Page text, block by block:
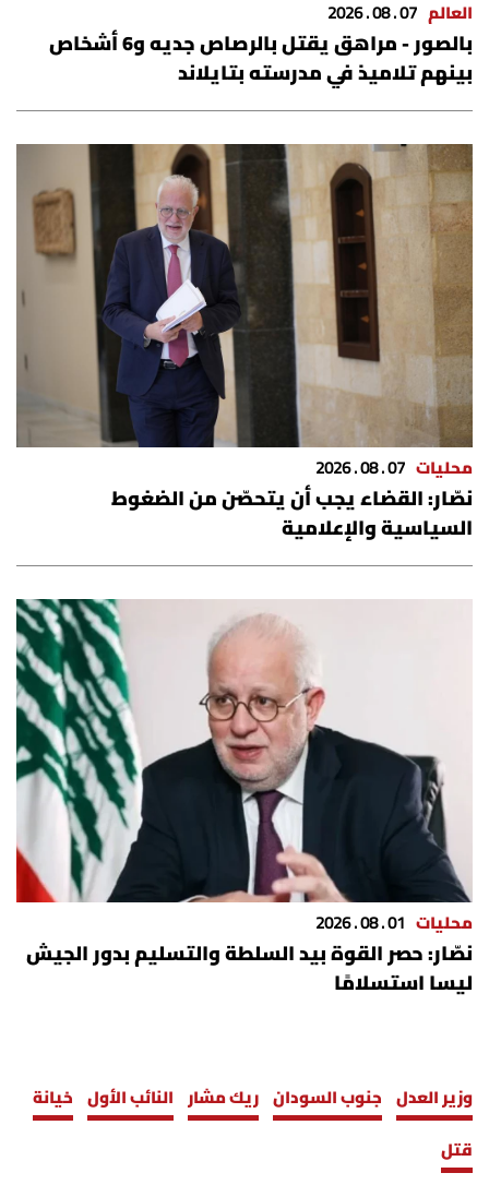
كاميرا
سجالات
صحّة وصحن
الرياضة
منوّعات
حظّك اليوم
للتاريخ
فيديو
من نحن
Digital solutions by
العالم 07 . 08 . 2026
بالصور - مراهق يقتل بالرصاص جديه و6 أشخاص
بينهم تلاميذ في مدرسته بتايلاند
محليات 07 . 08 . 2026
نصّار: القضاء يجب أن يتحصّن من الضغوط
السياسية والإعلامية
محليات 01 . 08 . 2026
نصّار: حصر القوة بيد السلطة والتسليم بدور الجيش
ليسا استسلامًا
وزير العدل جنوب السودان ريك مشار النائب الأول خيانة
قتل